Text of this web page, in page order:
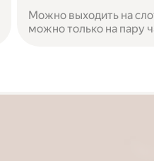
Можно выходить на
можно только на пару